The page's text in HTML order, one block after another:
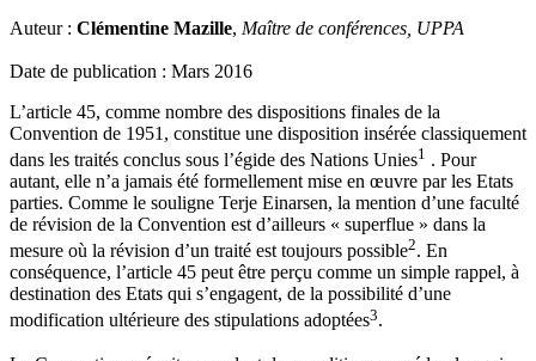
Auteur : Clémentine Mazille, Maître de conférences, UPPA
Date de publication : Mars 2016
L’article 45, comme nombre des dispositions finales de la
Convention de 1951, constitue une disposition insérée classiquement
dans les traités conclus sous l’égide des Nations Unies1 . Pour
autant, elle n’a jamais été formellement mise en œuvre par les Etats
parties. Comme le souligne Terje Einarsen, la mention d’une faculté
de révision de la Convention est d’ailleurs « superflue » dans la
mesure où la révision d’un traité est toujours possible2. En
conséquence, l’article 45 peut être perçu comme un simple rappel, à
destination des Etats qui s’engagent, de la possibilité d’une
modification ultérieure des stipulations adoptées3.